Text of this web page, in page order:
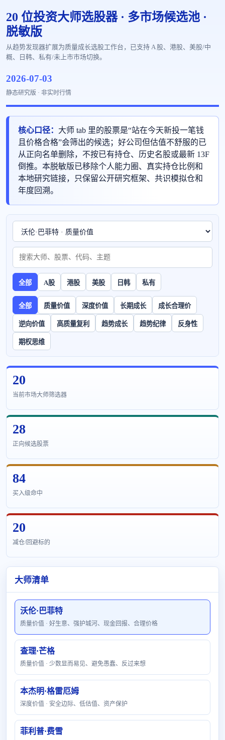
20 位投资大师选股器 · 多市场候选池 ·
脱敏版
从趋势发现器扩展为质量成长选股工作台，已支持 A 股、港股、美股/中
概、日韩、私有/未上市市场切换。
2026-07-03
静态研究版 · 非实时行情
核心口径： 大师 tab 里的股票是“站在今天新投一笔钱
且价格合格”会筛出的候选；好公司但估值不舒服的已
从正向名单删除，不按已有持仓、历史名股或最新 13F
倒推。本脱敏版已移除个人能力圈、真实持仓比例和
本地研究链接，只保留公开研究框架、共识模拟仓和
年度回溯。
全部 A股 港股 美股 日韩 私有
全部 质量价值 深度价值 长期成长 成长合理价
逆向价值 高质量复利 趋势成长 趋势纪律 反身性
期权思维
20
当前市场大师筛选器
28
正向候选股票
84
买入级命中
20
减仓/回避标的
大师清单
沃伦·巴菲特
质量价值 · 好生意、强护城河、现金回报、合理价格
查理·芒格
质量价值 · 少数显而易见、避免愚蠢、反过来想
本杰明·格雷厄姆
深度价值 · 安全边际、低估值、资产保护
菲利普·费雪